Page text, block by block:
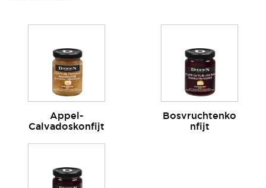
Appel-
Calvadoskonfijt
Bosvruchtenko
nfijt